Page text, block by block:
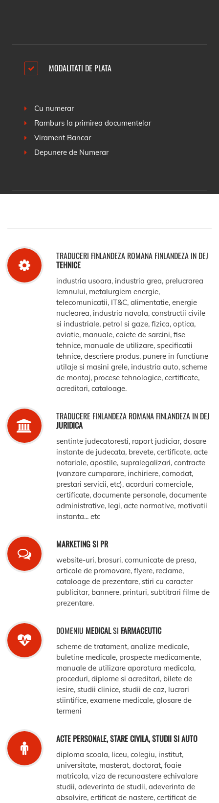
MODALITATI DE PLATA
Cu numerar
Ramburs la primirea documentelor
Virament Bancar
Depunere de Numerar
TRADUCERI FINLANDEZA ROMANA FINLANDEZA IN DEJ
TEHNICE
industria usoara, industria grea, prelucrarea
lemnului, metalurgiem energie,
telecomunicatii, IT&C, alimentatie, energie
nuclearea, industria navala, constructii civile
si industriale, petrol si gaze, fizica, optica,
aviatie, manuale, caiete de sarcini, fise
tehnice, manuale de utilizare, specificatii
tehnice, descriere produs, punere in functiune
utilaje si masini grele, industria auto, scheme
de montaj, procese tehnologice, certificate,
acreditari, cataloage.
TRADUCERE FINLANDEZA ROMANA FINLANDEZA IN DEJ
JURIDICA
sentinte judecatoresti, raport judiciar, dosare
instante de judecata, brevete, certificate, acte
notariale, apostile, supralegalizari, contracte
(vanzare cumparare, inchiriere, comodat,
prestari servicii, etc), acorduri comerciale,
certificate, documente personale, documente
administrative, legi, acte normative, motivatii
instanta... etc
MARKETING SI PR
website-uri, brosuri, comunicate de presa,
articole de promovare, flyere, reclame,
cataloage de prezentare, stiri cu caracter
publicitar, bannere, printuri, subtitrari filme de
prezentare.
DOMENIU MEDICALSI FARMACEUTIC
scheme de tratament, analize medicale,
buletine medicale, prospecte medicamente,
manuale de utilizare aparatura medicala,
proceduri, diplome si acreditari, bilete de
iesire, studii clinice, studii de caz, lucrari
stiintifice, examene medicale, glosare de
termeni
ACTE PERSONALE, STARE CIVILA, STUDII SI AUTO
diploma scoala, liceu, colegiu, institut,
universitate, masterat, doctorat, foaie
matricola, viza de recunoastere echivalare
studii, adeverinta de studii, adeverinta de
absolvire, ertificat de nastere, certificat de